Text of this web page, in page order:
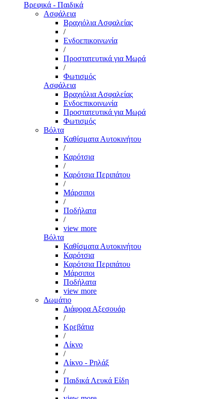
Βρεφικά - Παιδικά
Ασφάλεια
Βραχιόλια Ασφαλείας
/
Ενδοεπικοινωνία
/
Προστατευτικά για Μωρά
/
Φωτισμός
Ασφάλεια
Βραχιόλια Ασφαλείας
Ενδοεπικοινωνία
Προστατευτικά για Μωρά
Φωτισμός
Βόλτα
Καθίσματα Αυτοκινήτου
/
Καρότσια
/
Καρότσια Περιπάτου
/
Μάρσιποι
/
Ποδήλατα
/
view more
Βόλτα
Καθίσματα Αυτοκινήτου
Καρότσια
Καρότσια Περιπάτου
Μάρσιποι
Ποδήλατα
view more
Δωμάτιο
Διάφορα Αξεσουάρ
/
Κρεβάτια
/
Λίκνο
/
Λίκνο - Ρηλάξ
/
Παιδικά Λευκά Είδη
/